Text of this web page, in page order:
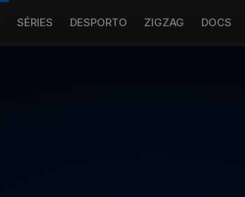
SÉRIES DESPORTO ZIGZAG DOCS